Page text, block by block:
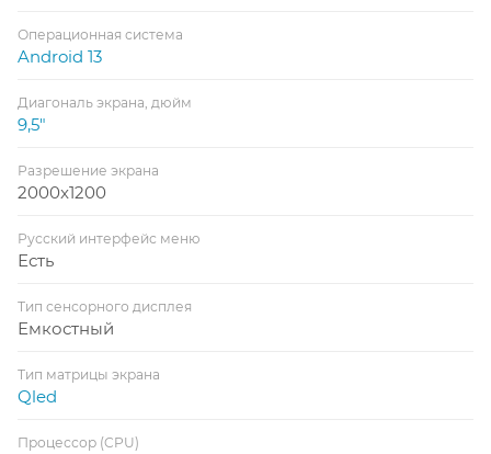
Операционная система
Android 13
Диагональ экрана, дюйм
9,5"
Разрешение экрана
2000x1200
Русский интерфейс меню
Есть
Тип сенсорного дисплея
Емкостный
Тип матрицы экрана
Qled
Процессор (CPU)